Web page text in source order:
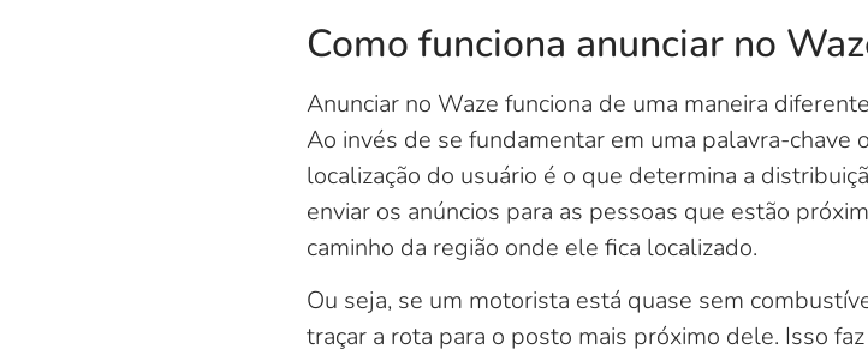
Como funciona anunciar no
Anunciar no Waze funciona de uma maneira
Ao invés de se fundamentar em uma palavra-chave
localização do usuário é o que determina a
enviar os anúncios para as pessoas que estão
caminho da região onde ele fica localizado.
Ou seja, se um motorista está quase sem
traçar a rota para o posto mais próximo dele. Isso